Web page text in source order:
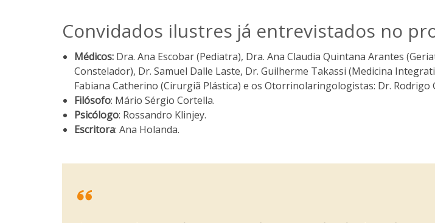
Convidados ilustres já entrevistados no
Médicos: Dra. Ana Escobar (Pediatra), Dra. Ana Claudia Quintana Arantes
Constelador), Dr. Samuel Dalle Laste, Dr. Guilherme Takassi (Medicina
Fabiana Catherino (Cirurgiã Plástica) e os Otorrinolaringologistas: Dr.
Filósofo: Mário Sérgio Cortella.
Psicólogo: Rossandro Klinjey.
Escritora: Ana Holanda.